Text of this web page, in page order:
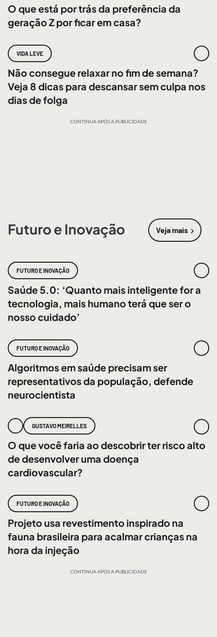
O que está por trás da preferência da
geração Z por ficar em casa?
VIDA LEVE
Não consegue relaxar no fim de semana?
Veja 8 dicas para descansar sem culpa nos
dias de folga
CONTINUA APÓS A PUBLICIDADE
Futuro e Inovação Veja mais
sobre
FUTURO E INOVAÇÃO
Saúde 5.0: ‘Quanto mais inteligente for a
tecnologia, mais humano terá que ser o
nosso cuidado’
FUTURO E INOVAÇÃO
Algoritmos em saúde precisam ser
representativos da população, defende
neurocientista
GUSTAVO MEIRELLES
O que você faria ao descobrir ter risco alto
de desenvolver uma doença
cardiovascular?
FUTURO E INOVAÇÃO
Projeto usa revestimento inspirado na
fauna brasileira para acalmar crianças na
hora da injeção
CONTINUA APÓS A PUBLICIDADE